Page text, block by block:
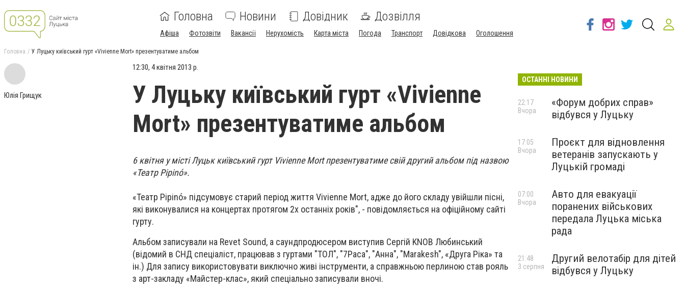
Головна Новини Довідник Дозвілля
Афіша Фотозвіти Вакансії Нерухомість Карта міста Погода Транспорт Довідкова Оголошення
Головна У Луцьку київський гурт «Vivienne Mort» презентуватиме альбом
Юлія Грищук
12:30, 4 квітня 2013 р.
У Луцьку київський гурт «Vivienne
Mort» презентуватиме альбом
6 квітня у місті Луцьк київський гурт Vivienne Mort презентуватиме свій другий альбом під назвою
«Театр Pipinó».
«Театр Pipinó» підсумовує старий період життя Vivienne Mort, адже до його складу увійшли пісні,
які виконувалися на концертах протягом 2х останніх років", - повідомляється на офіційному сайті
гурту.
Альбом записували на Revet Sound, а саундпродюсером виступив Сергій KNOB Любинський
(відомий в СНД спеціаліст, працював з гуртами "ТОЛ", "7Раса", "Анна", "Marakesh", «Друга Ріка» та
ін.) Для запису використовувати виключно живі інструменти, а справжньою перлиною став рояль
з арт-закладу «Майстер-клас», який спеціально записували вночі.
ОСТАННІ НОВИНИ
«Форум добрих справ»
відбувся у Луцьку
22:17
Вчора
Проєкт для відновлення
ветеранів запускають у
Луцькій громаді
17:05
Вчора
Авто для евакуації
поранених військових
передала Луцька міська
рада
07:00
Вчора
Другий велотабір для дітей
відбувся у Луцьку
21:48
3 серпня